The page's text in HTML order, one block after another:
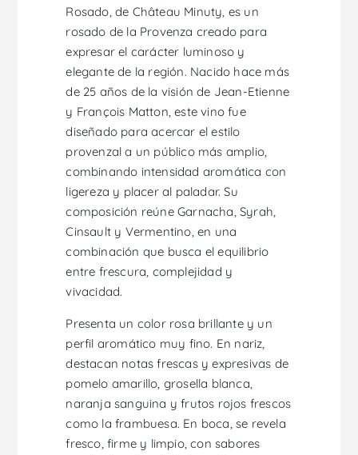
Rosado, de Château Minuty, es un
rosado de la Provenza creado para
expresar el carácter luminoso y
elegante de la región. Nacido hace más
de 25 años de la visión de Jean-Etienne
y François Matton, este vino fue
diseñado para acercar el estilo
provenzal a un público más amplio,
combinando intensidad aromática con
ligereza y placer al paladar. Su
composición reúne Garnacha, Syrah,
Cinsault y Vermentino, en una
combinación que busca el equilibrio
entre frescura, complejidad y
vivacidad.
Presenta un color rosa brillante y un
perfil aromático muy fino. En nariz,
destacan notas frescas y expresivas de
pomelo amarillo, grosella blanca,
naranja sanguina y frutos rojos frescos
como la frambuesa. En boca, se revela
fresco, firme y limpio, con sabores